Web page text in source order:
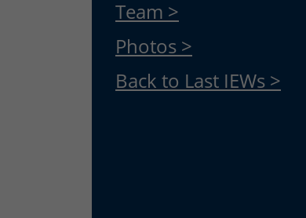
Team >
Photos >
Back to Last IEWs >